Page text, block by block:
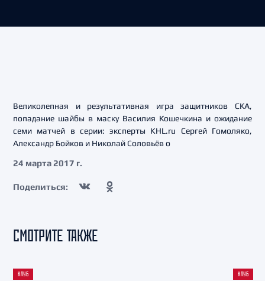
Великолепная и результативная игра защитников СКА,
попадание шайбы в маску Василия Кошечкина и ожидание
семи матчей в серии: эксперты KHL.ru Сергей Гомоляко,
Александр Бойков и Николай Соловьёв о
24 марта 2017 г.
Поделиться:
СМОТРИТЕ ТАКЖЕ
КЛУБ КЛУБ